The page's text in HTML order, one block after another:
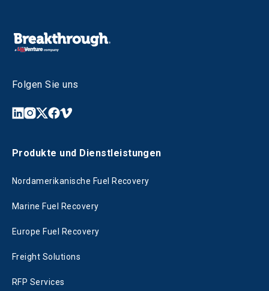
Folgen Sie uns
Produkte und Dienstleistungen
Nordamerikanische Fuel Recovery
Marine Fuel Recovery
Europe Fuel Recovery
Freight Solutions
RFP Services